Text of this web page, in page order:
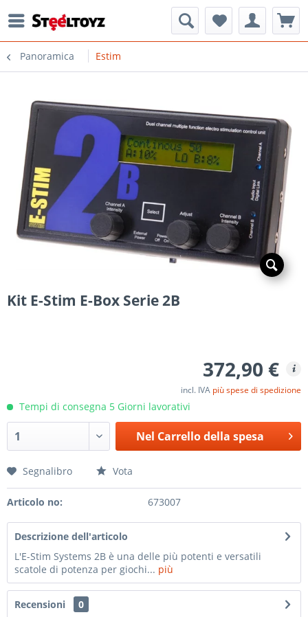
Panoramica Estim
Kit E-Stim E-Box Serie 2B
372,90 €
incl. IVA più spese di spedizione
Tempi di consegna 5 Giorni lavorativi
Nel Carrello della spesa
Segnalibro Vota
Articolo no: 673007
Descrizione dell'articolo
L'E-Stim Systems 2B è una delle più potenti e versatili
scatole di potenza per giochi... più
Recensioni
0